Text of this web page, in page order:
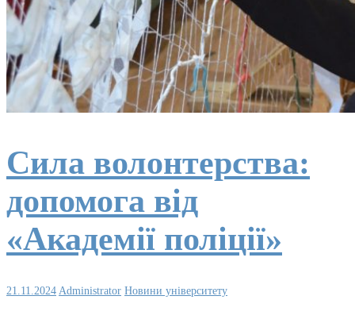
Сила волонтерства:
допомога від
«Академії поліції»
21.11.2024 Administrator Новини університету